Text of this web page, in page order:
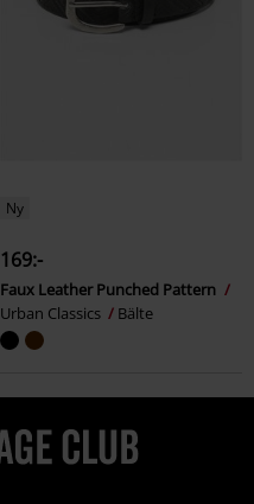
Ny
169:-
Faux Leather Punched Pattern
Urban Classics
Bälte